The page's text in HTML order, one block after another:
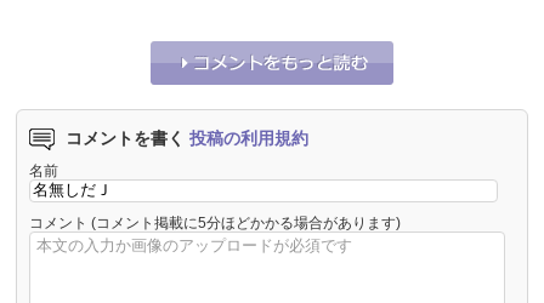
コメントを書く 投稿の利用規約
名前
コメント (コメント掲載に5分ほどかかる場合があります)